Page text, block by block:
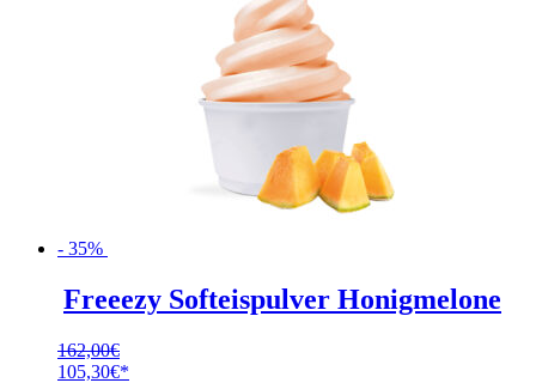
- 35%
Freeezy Softeispulver Honigmelone
162,00€
Ursprünglicher
105,30€